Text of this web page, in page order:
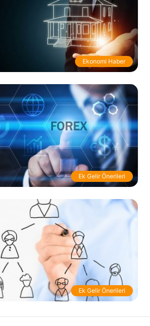
Ekonomi Haber
Ek Gelir Önerileri
Ek Gelir Önerileri